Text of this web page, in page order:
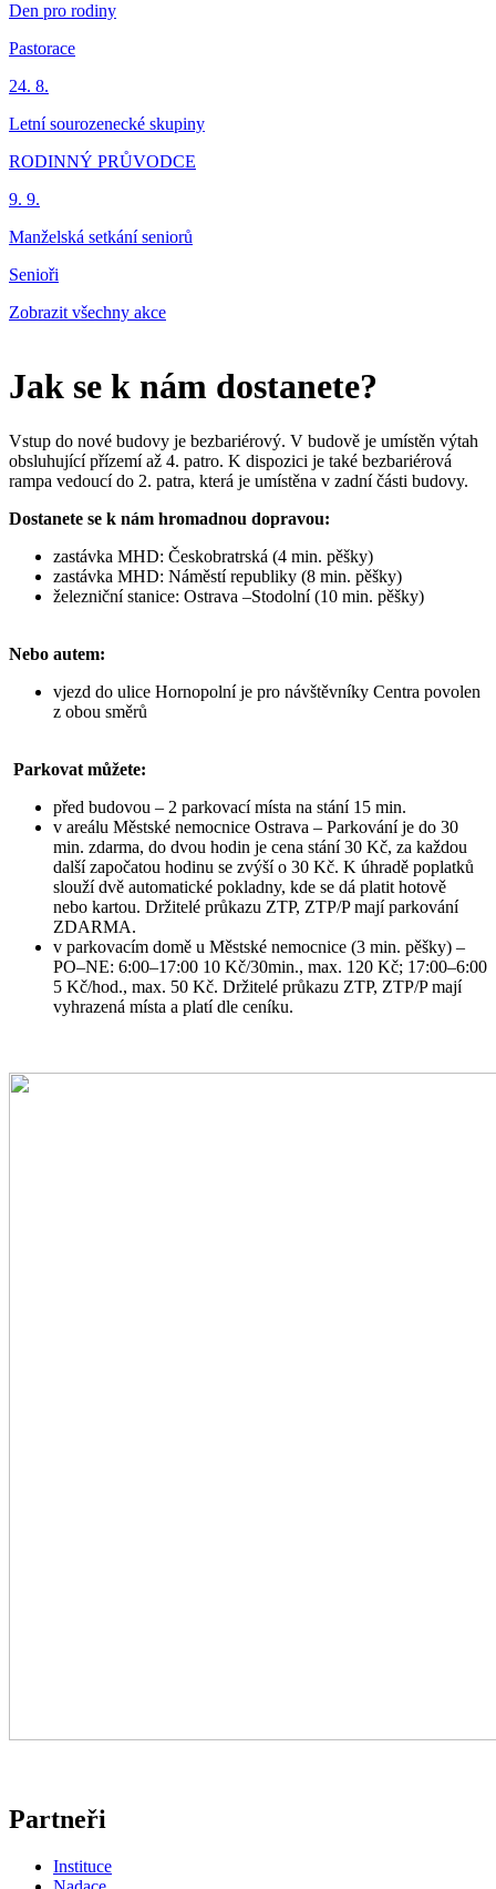
Den pro rodiny
Pastorace
24. 8.
Letní sourozenecké skupiny
RODINNÝ PRŮVODCE
9. 9.
Manželská setkání seniorů
Senioři
Zobrazit všechny akce
Jak se k nám dostanete?
Vstup do nové budovy je bezbariérový. V budově je umístěn výtah
obsluhující přízemí až 4. patro. K dispozici je také bezbariérová
rampa vedoucí do 2. patra, která je umístěna v zadní části budovy.
Dostanete se k nám hromadnou dopravou:
zastávka MHD: Českobratrská (4 min. pěšky)
zastávka MHD: Náměstí republiky (8 min. pěšky)
železniční stanice: Ostrava –Stodolní (10 min. pěšky)
Nebo autem:
vjezd do ulice Hornopolní je pro návštěvníky Centra povolen
z obou směrů
Parkovat můžete:
před budovou – 2 parkovací místa na stání 15 min.
v areálu Městské nemocnice Ostrava – Parkování je do 30
min. zdarma, do dvou hodin je cena stání 30 Kč, za každou
další započatou hodinu se zvýší o 30 Kč. K úhradě poplatků
slouží dvě automatické pokladny, kde se dá platit hotově
nebo kartou. Držitelé průkazu ZTP, ZTP/P mají parkování
ZDARMA.
v parkovacím domě u Městské nemocnice (3 min. pěšky) –
PO–NE: 6:00–17:00 10 Kč/30min., max. 120 Kč; 17:00–6:00
5 Kč/hod., max. 50 Kč. Držitelé průkazu ZTP, ZTP/P mají
vyhrazená místa a platí dle ceníku.
Partneři
Instituce